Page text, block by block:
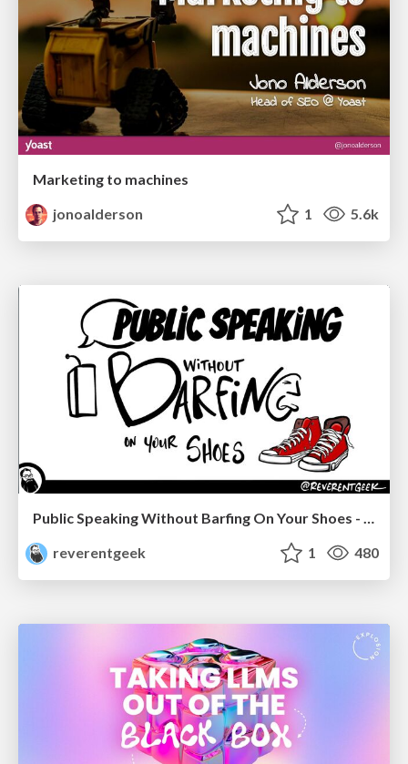
Marketing to machines
jonoalderson
1 5.6k
Public Speaking Without Barfing On Your Shoes - THAT 2023
reverentgeek
1 480